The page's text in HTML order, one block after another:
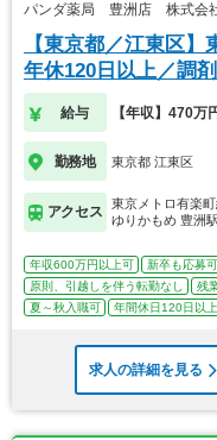
パンダ薬局 豊洲店 株式会
【東京都／江東区】
年休120日以上／調
給与 【年収】470万
勤務地 東京都 江東区
アクセス
東京メトロ有楽
ゆりかもめ 豊洲駅
年収600万円以上可 新卒も応募
原則、引越しを伴う転勤なし
残
夏～秋入職可
年間休日120日以上
求人の詳細を見る